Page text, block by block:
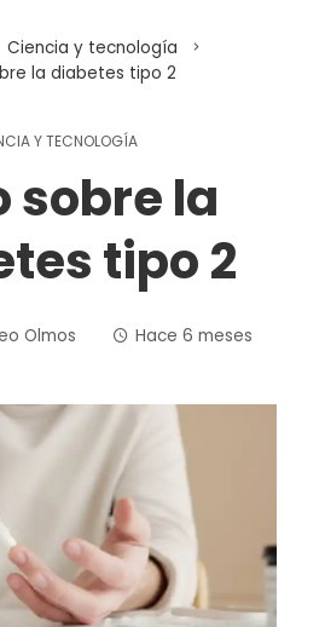
Ciencia y tecnología
la diabetes tipo 2
Y TECNOLOGÍA
sobre la
tipo 2
Olmos Hace 6 meses